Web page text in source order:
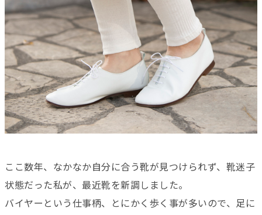
ここ数年、なかなか自分に合う靴が見つけられず、靴迷子
状態だった私が、最近靴を新調しました。
バイヤーという仕事柄、とにかく歩く事が多いので、足に